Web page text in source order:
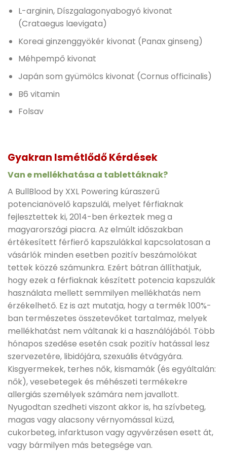
L-arginin, Díszgalagonyabogyó kivonat
(Crataegus laevigata)
Koreai ginzenggyökér kivonat (Panax ginseng)
Méhpempő kivonat
Japán som gyümölcs kivonat (Cornus officinalis)
B6 vitamin
Folsav
Gyakran Ismétlődő Kérdések
Van e mellékhatása a tablettáknak?
A BullBlood by XXL Powering kúraszerű
potencianövelő kapszulái, melyet férfiaknak
fejlesztettek ki, 2014-ben érkeztek meg a
magyarországi piacra. Az elmúlt időszakban
értékesített férfierő kapszulákkal kapcsolatosan a
vásárlók minden esetben pozitív beszámolókat
tettek közzé számunkra. Ezért bátran állíthatjuk,
hogy ezek a férfiaknak készített potencia kapszulák
használata mellett semmilyen mellékhatás nem
érzékelhető. Ez is azt mutatja, hogy a termék 100%-
ban természetes összetevőket tartalmaz, melyek
mellékhatást nem váltanak ki a használójából. Több
hónapos szedése esetén csak pozitív hatással lesz
szervezetére, libidójára, szexuális étvágyára.
Kisgyermekek, terhes nők, kismamák (és egyáltalán:
nők), vesebetegek és méhészeti termékekre
allergiás személyek számára nem javallott.
Nyugodtan szedheti viszont akkor is, ha szívbeteg,
magas vagy alacsony vérnyomással küzd,
cukorbeteg, infarktuson vagy agyvérzésen esett át,
vagy bármilyen más betegsége van.